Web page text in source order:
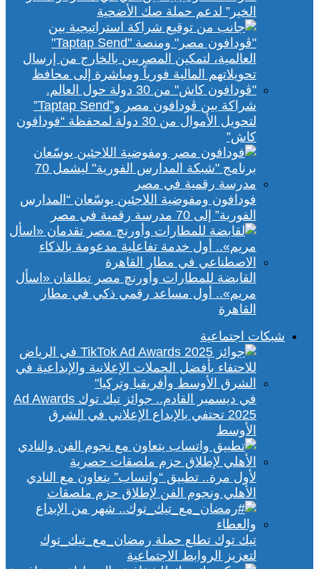
الخير” لدعم حملة صك الأضحية
شراكة بين ڤودافون مصر و”Taptap Send”
لتحويل الأموال من 30 دولة لمحفظة “فودافون
كاش”
فودافون ومفوضية اللاجئين يوسّعان “المدارس
الفورية” إلى 70 مدرسة رقمية في مصر
القابضة للمطارات وأورنچ مصر تطلقان «اسأل
مريم».. أول مساعد رقمي ذكي في مطار
القاهرة
شبكات اجتماعية
في ديسمبر القادم.. جوائز تيك توك Ad Awards
2025 تحتفي بالإبداع الإعلاني في الشرق
الأوسط
لأول مرة.. تطبيق “واتساب” يتعاون مع النادي
الأهلي ونجوم الفن لإطلاق حزم ملصقات
تيك توك تطلع حملة رمضان_مع_تيك_توك
لتعزيز الروابط الاجتماعية